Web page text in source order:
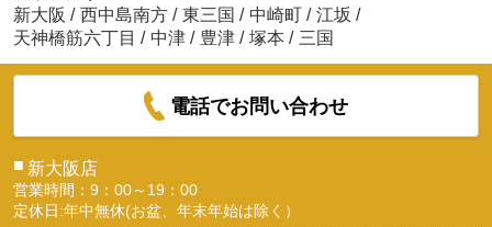
新大阪 / 西中島南方 / 東三国 / 中崎町 / 江坂 /
天神橋筋六丁目 / 中津 / 豊津 / 塚本 / 三国
電話でお問い合わせ
■ 新大阪店
営業時間：9：00～19：00
定休日:年中無休(お盆、年末年始は除く）